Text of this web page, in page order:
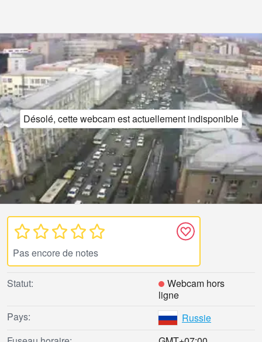
Désolé, cette webcam est actuellement indisponible
Pas encore de notes
Statut:
Webcam hors
ligne
Pays:
Russie